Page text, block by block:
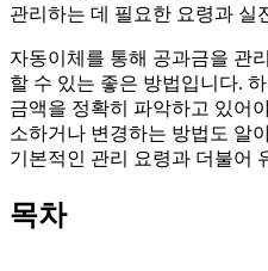
관리하는 데 필요한 요령과 실
자동이체를 통해 공과금을 관
할 수 있는 좋은 방법입니다.
금액을 정확히 파악하고 있어
소하거나 변경하는 방법도 알
기본적인 관리 요령과 더불어
목차